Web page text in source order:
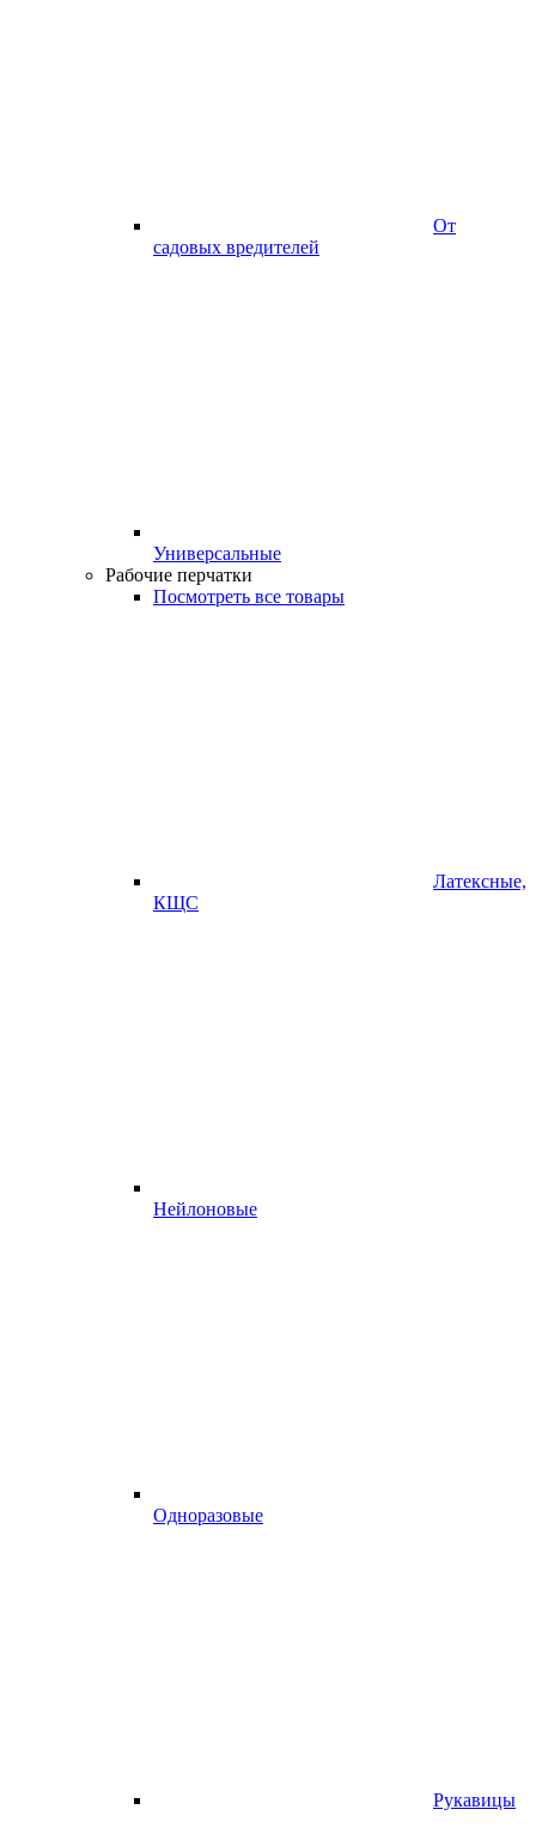
От
садовых вредителей
Универсальные
Рабочие перчатки
Посмотреть все товары
Латексные,
КЩС
Нейлоновые
Одноразовые
Рукавицы